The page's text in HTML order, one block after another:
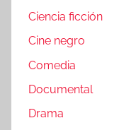
Ciencia ficción
Cine negro
Comedia
Documental
Drama